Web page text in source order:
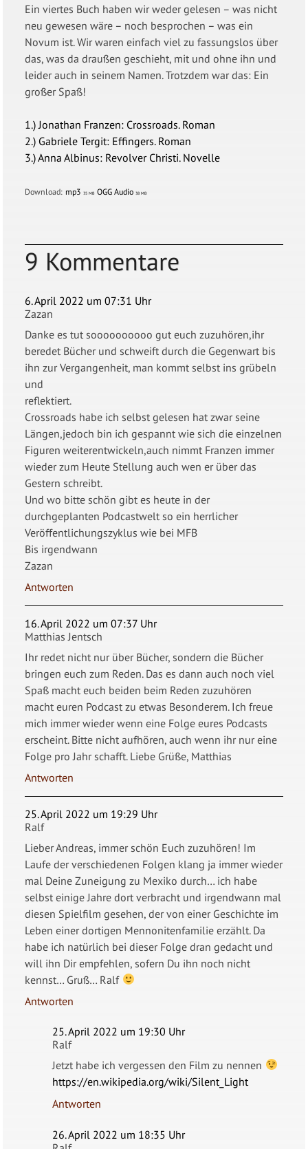
Ein viertes Buch haben wir weder gelesen – was nicht
neu gewesen wäre – noch besprochen – was ein
Novum ist. Wir waren einfach viel zu fassungslos über
das, was da draußen geschieht, mit und ohne ihn und
leider auch in seinem Namen. Trotzdem war das: Ein
großer Spaß!
1.) Jonathan Franzen: Crossroads. Roman
2.) Gabriele Tergit: Effingers. Roman
3.) Anna Albinus: Revolver Christi. Novelle
Download: mp3 35 MB OGG Audio 38 MB
9 Kommentare
6. April 2022 um 07:31 Uhr
Zazan
Danke es tut soooooooooo gut euch zuzuhören,ihr
beredet Bücher und schweift durch die Gegenwart bis
ihn zur Vergangenheit, man kommt selbst ins grübeln
und
reflektiert.
Crossroads habe ich selbst gelesen hat zwar seine
Längen,jedoch bin ich gespannt wie sich die einzelnen
Figuren weiterentwickeln,auch nimmt Franzen immer
wieder zum Heute Stellung auch wen er über das
Gestern schreibt.
Und wo bitte schön gibt es heute in der
durchgeplanten Podcastwelt so ein herrlicher
Veröffentlichungszyklus wie bei MFB
Bis irgendwann
Zazan
Antworten
16. April 2022 um 07:37 Uhr
Matthias Jentsch
Ihr redet nicht nur über Bücher, sondern die Bücher
bringen euch zum Reden. Das es dann auch noch viel
Spaß macht euch beiden beim Reden zuzuhören
macht euren Podcast zu etwas Besonderem. Ich freue
mich immer wieder wenn eine Folge eures Podcasts
erscheint. Bitte nicht aufhören, auch wenn ihr nur eine
Folge pro Jahr schafft. Liebe Grüße, Matthias
Antworten
25. April 2022 um 19:29 Uhr
Ralf
Lieber Andreas, immer schön Euch zuzuhören! Im
Laufe der verschiedenen Folgen klang ja immer wieder
mal Deine Zuneigung zu Mexiko durch… ich habe
selbst einige Jahre dort verbracht und irgendwann mal
diesen Spielfilm gesehen, der von einer Geschichte im
Leben einer dortigen Mennonitenfamilie erzählt. Da
habe ich natürlich bei dieser Folge dran gedacht und
will ihn Dir empfehlen, sofern Du ihn noch nicht
kennst… Gruß… Ralf
Antworten
25. April 2022 um 19:30 Uhr
Ralf
Jetzt habe ich vergessen den Film zu nennen
https://en.wikipedia.org/wiki/Silent_Light
Antworten
26. April 2022 um 18:35 Uhr